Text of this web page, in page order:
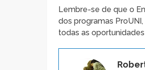
Lembre-se de que o
dos programas
todas as